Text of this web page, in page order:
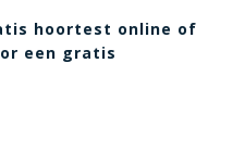
hoortest online of
een gratis